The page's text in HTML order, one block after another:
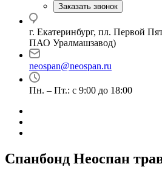
Заказать звонок
г. Екатеринбург, пл. Первой
ПАО Уралмашзавод)
neospan@neospan.ru
Пн. – Пт.: с 9:00 до 18:00
Спанбонд Неоспан